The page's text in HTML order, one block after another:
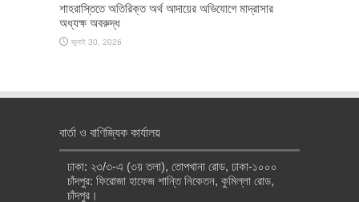
শাহরাস্তিতে অতিরিক্ত অর্থ আদায়ের অভিযোগে মাদ্রাসার
অধ্যক্ষ অবরুদ্ধ
জুলাই 30, 2026
বার্তা ও বাণিজ্যিক কার্যালয়
ঢাকা: ২৩/৩-এ (৩য় তলা), তোপখানা রোড, ঢাকা-১০০০
চাঁদপুর: ফিরোজা হাফেজ শান্তি নিকেতন, কুমিল্লা রোড,
চাঁদপুর।